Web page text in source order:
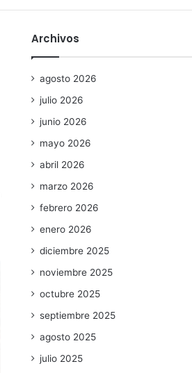
Archivos
agosto 2026
julio 2026
junio 2026
mayo 2026
abril 2026
marzo 2026
febrero 2026
enero 2026
diciembre 2025
noviembre 2025
octubre 2025
septiembre 2025
agosto 2025
julio 2025